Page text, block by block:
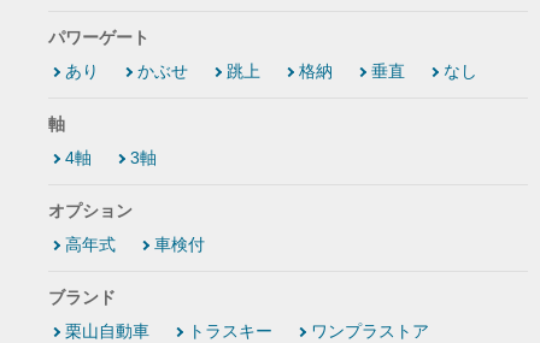
パワーゲート
あり
かぶせ 跳上 格納 垂直 なし
軸
4軸
3軸
オプション
高年式
車検付
ブランド
栗山自動車
トラスキー
ワンプラストア